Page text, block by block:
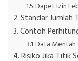
Dapet Izin
Standar Jumlah
Contoh
Data Mentah
Risiko Jika Titik